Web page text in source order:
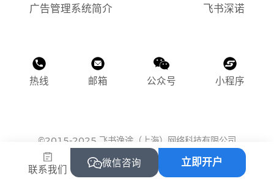
广告管理系统简介 飞书深诺
热线 邮箱 公众号 小程序
©2015-2025 飞书逸途（上海）网络科技有限公司
沪ICP备2023011118号-1
沪公网安备 31010502004469
联系我们
微信咨询 立即开户